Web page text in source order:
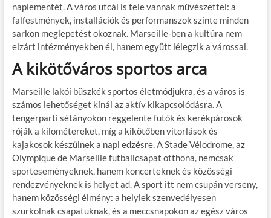
naplementét. A város utcái is tele vannak művészettel: a
falfestmények, installációk és performanszok szinte minden
sarkon meglepetést okoznak. Marseille-ben a kultúra nem
elzárt intézményekben él, hanem együtt lélegzik a várossal.
A kikötőváros sportos arca
Marseille lakói büszkék sportos életmódjukra, és a város is
számos lehetőséget kínál az aktív kikapcsolódásra. A
tengerparti sétányokon reggelente futók és kerékpárosok
róják a kilométereket, míg a kikötőben vitorlások és
kajakosok készülnek a napi edzésre. A Stade Vélodrome, az
Olympique de Marseille futballcsapat otthona, nemcsak
sporteseményeknek, hanem koncerteknek és közösségi
rendezvényeknek is helyet ad. A sport itt nem csupán verseny,
hanem közösségi élmény: a helyiek szenvedélyesen
szurkolnak csapatuknak, és a meccsnapokon az egész város